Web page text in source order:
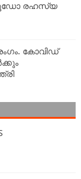
രഹസ്യ
കോവിഡ്